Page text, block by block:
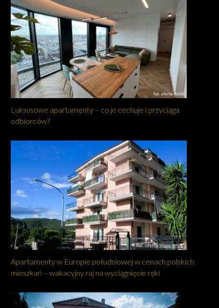
Luksusowe apartamenty – co je cechuje i przyciąga
odbiorców?
Apartamenty w Europie południowej w cenach polskich
mieszkań – wakacyjny raj na wyciągnięcie ręki